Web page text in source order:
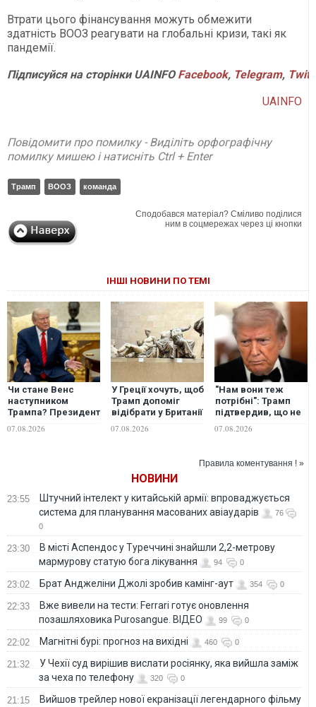
Втрати цього фінансування можуть обмежити
здатність ВООЗ реагувати на глобальні кризи, такі як
пандемії.
ПідписуйсянасторінкиUAINFO Facebook, Telegram,
UAINFO
Повідомити про помилку - Виділіть орфографічну
помилку мишею і натисніть Ctrl + Enter
Трамп ВООЗ команда
Сподобався матеріал? Сміливо поділися
ним в соцмережах через ці кнопки
ІНШІ НОВИНИ ПО ТЕМІ
Чи стане Венс
наступником
Трампа? Президент
США виступив із
неочікуваною
07.08.2026
У Греції хочуть, щоб
Трамп допоміг
відібрати у Британії
мармурові
скульптури
07.08.2026
"Нам вони теж
потрібні": Трамп
підтвердив, що не
надасть Україні
перехоплювачі до
07.08.2026
Правила коментування ! »
НОВИНИ
23:55
Штучний інтелект у китайській армії: впроваджується
система для планування масованих авіаударів
76
0
23:30
В місті Аспендос у Туреччині знайшли 2,2-метрову
мармурову статую бога лікування
94 0
23:02 Брат Анджеліни Джолі зробив камінг-аут 354 0
22:33
Вже вивели на тести: Ferrari готує оновлення
позашляховика Purosangue. ВІДЕО
99 0
22:02 Магнітні бурі: прогноз на вихідні 460 0
21:32
У Чехії суд вирішив вислати росіянку, яка вийшла заміж
за чеха по телефону
320 0
21:15
Вийшов трейлер нової екранізації легендарного фільму